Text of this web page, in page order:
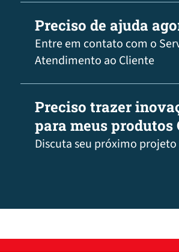
Preciso de ajuda
Entre em contato com o
Atendimento ao Cliente
Preciso trazer
para meus produtos
Discuta seu próximo projeto